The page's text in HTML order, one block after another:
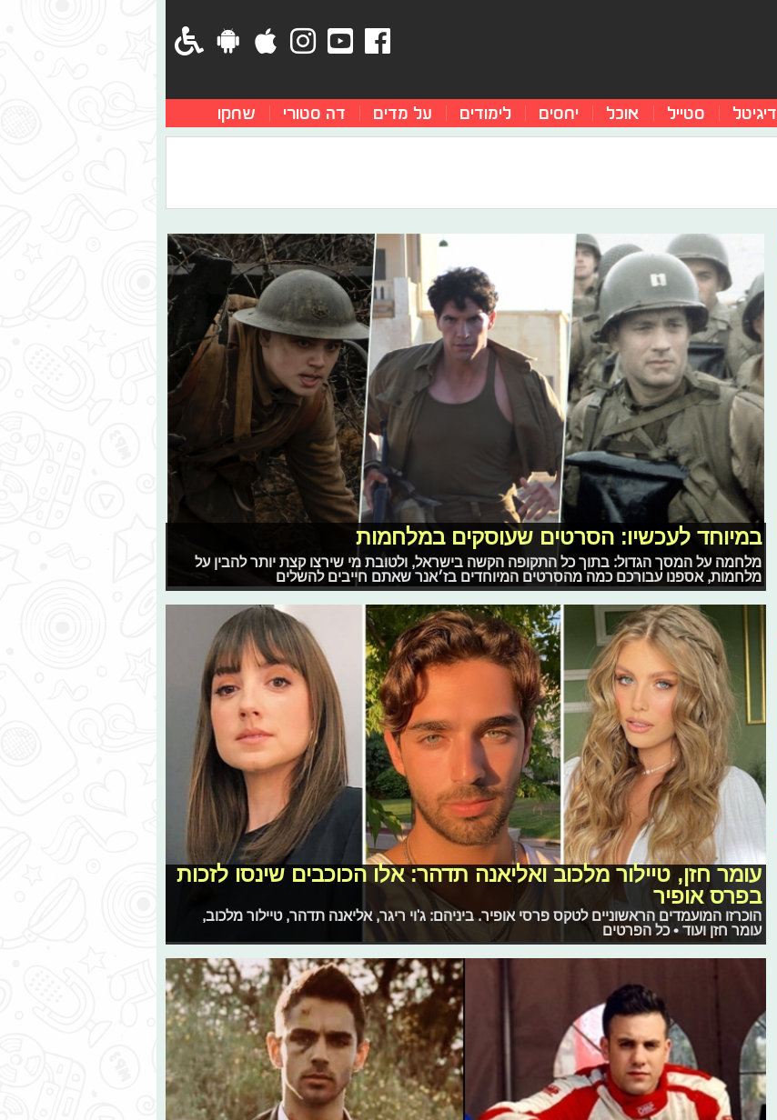
דיגיטל סטייל אוכל יחסים לימודים על מדים דה סטורי שחקו
במיוחד לעכשיו: הסרטים שעוסקים במלחמות
מלחמה על המסך הגדול: בתוך כל התקופה הקשה בישראל, ולטובת מי שירצו קצת יותר להבין על
מלחמות, אספנו עבורכם כמה מהסרטים המיוחדים בז׳אנר שאתם חייבים להשלים
עומר חזן, טיילור מלכוב ואליאנה תדהר: אלו הכוכבים שינסו לזכות
בפרס אופיר
הוכרזו המועמדים הראשוניים לטקס פרסי אופיר. ביניהם: ג'וי ריגר, אליאנה תדהר, טיילור מלכוב,
עומר חזן ועוד • כל הפרטים